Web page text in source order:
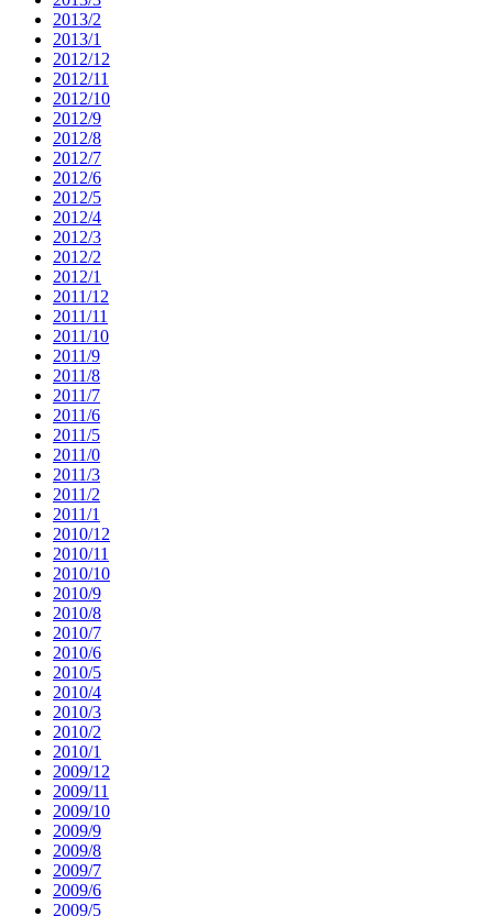
2013/2
2013/1
2012/12
2012/11
2012/10
2012/9
2012/8
2012/7
2012/6
2012/5
2012/4
2012/3
2012/2
2012/1
2011/12
2011/11
2011/10
2011/9
2011/8
2011/7
2011/6
2011/5
2011/0
2011/3
2011/2
2011/1
2010/12
2010/11
2010/10
2010/9
2010/8
2010/7
2010/6
2010/5
2010/4
2010/3
2010/2
2010/1
2009/12
2009/11
2009/10
2009/9
2009/8
2009/7
2009/6
2009/5